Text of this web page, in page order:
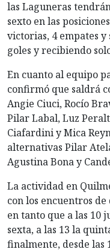
las Laguneras
sexto en las
victorias, 4 empates
goles y recibiendo
En cuanto al equipo
confirmó que saldrá
Angie Ciuci, Rocío
Pilar Labal, Luz
Ciafardini y Mica
alternativas Pilar
Agustina Bona y
La actividad en
con los encuentros
en tanto que a las 10
sexta, a las 13 la
finalmente, desde las